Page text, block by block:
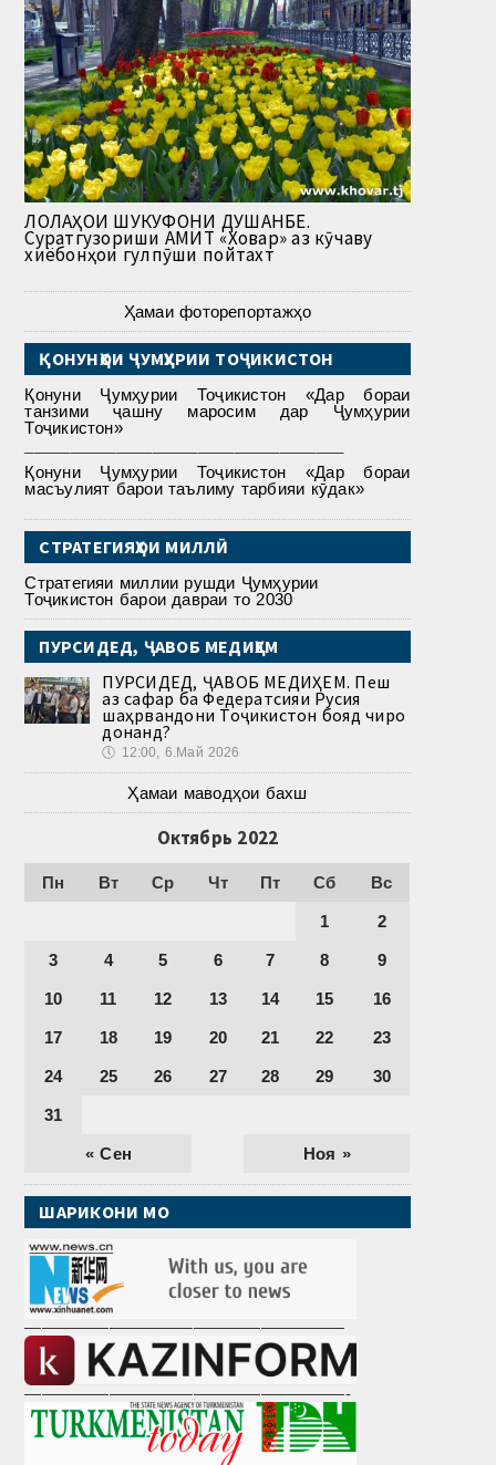
ЛОЛАҲОИ ШУКУФОНИ ДУШАНБЕ.
Суратгузориши АМИТ «Ховар» аз кӯчаву
хиёбонҳои гулпӯши пойтахт
Ҳамаи фоторепортажҳо
ҚОНУНҲОИ ҶУМҲУРИИ ТОҶИКИСТОН
Қонуни Ҷумҳурии Тоҷикистон «Дар бораи
танзими ҷашну маросим дар Ҷумҳурии
Тоҷикистон»
Қонуни Ҷумҳурии Тоҷикистон «Дар бораи
масъулият барои таълиму тарбияи кӯдак»
СТРАТЕГИЯҲОИ МИЛЛӢ
Стратегияи миллии рушди Ҷумҳурии
Тоҷикистон барои давраи то 2030
ПУРСИДЕД, ҶАВОБ МЕДИҲЕМ
ПУРСИДЕД, ҶАВОБ МЕДИҲЕМ. Пеш
аз сафар ба Федератсияи Русия
шаҳрвандони Тоҷикистон бояд чиро
донанд?
🕔 12:00, 6.Май 2026
Ҳамаи маводҳои бахш
Октябрь 2022
Пн Вт Ср Чт Пт Сб Вс
« Сен Ноя »
1 2
3 4 5 6 7 8 9
10 11 12 13 14 15 16
17 18 19 20 21 22 23
24 25 26 27 28 29 30
31
ШАРИКОНИ МО
———————————————————
———————————————————-